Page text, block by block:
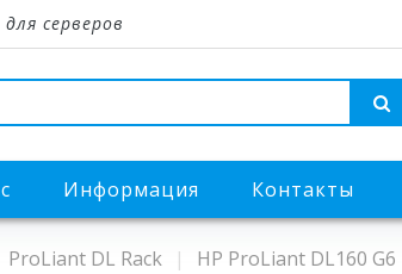
серверов
Информация Контакты
ProLiant DL Rack HP ProLiant DL160 G6